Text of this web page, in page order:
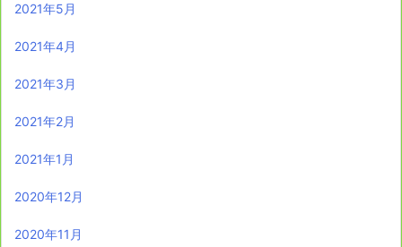
2021年5月
2021年4月
2021年3月
2021年2月
2021年1月
2020年12月
2020年11月